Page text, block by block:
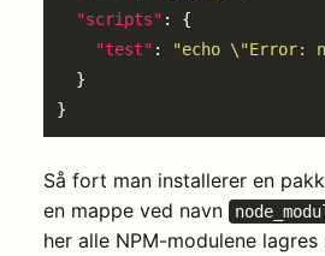
"scripts"
"test" :
"echo \"Error:
Så fort man installerer en
en mappe ved navn
her alle NPM-modulene